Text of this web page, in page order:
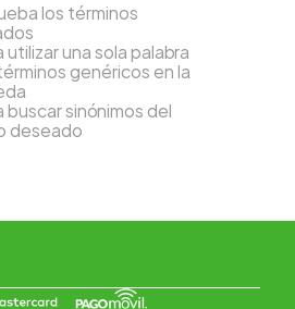
los términos
una sola palabra
genéricos en la
sinónimos del
deseado